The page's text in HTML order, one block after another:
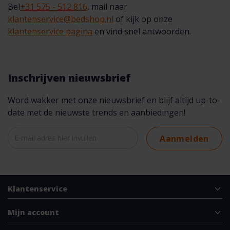
Bel+31 575 - 512 816, mail naar
klantenservice@bedshop.nl of kijk op onze
klantenservice pagina en vind snel antwoorden.
Inschrijven nieuwsbrief
Word wakker met onze nieuwsbrief en blijf altijd up-to-
date met de nieuwste trends en aanbiedingen!
Aanmelden
Klantenservice
Mijn account